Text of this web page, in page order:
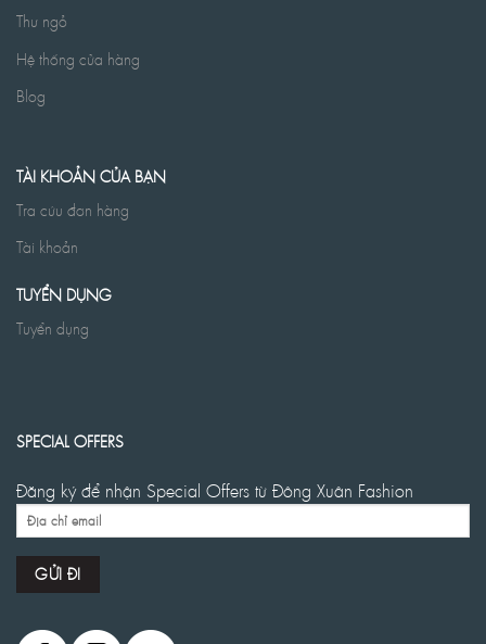
Thư ngỏ
Hệ thống cửa hàng
Blog
TÀI KHOẢN CỦA BẠN
Tra cứu đơn hàng
Tài khoản
TUYỂN DỤNG
Tuyển dụng
SPECIAL OFFERS
Đăng ký để nhận Special Offers từ Đông Xuân Fashion